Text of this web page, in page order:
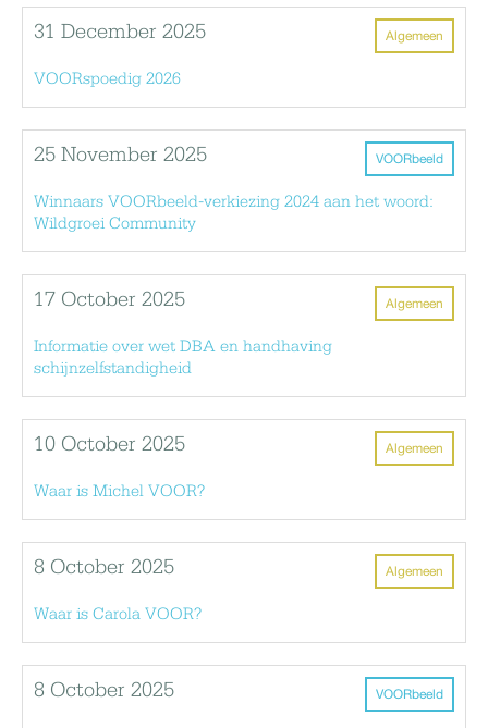
Algemeen
31 December 2025
VOORspoedig 2026
VOORbeeld
25 November 2025
Winnaars VOORbeeld-verkiezing 2024 aan het woord:
Wildgroei Community
Algemeen
17 October 2025
Informatie over wet DBA en handhaving
schijnzelfstandigheid
Algemeen
10 October 2025
Waar is Michel VOOR?
Algemeen
8 October 2025
Waar is Carola VOOR?
VOORbeeld
8 October 2025